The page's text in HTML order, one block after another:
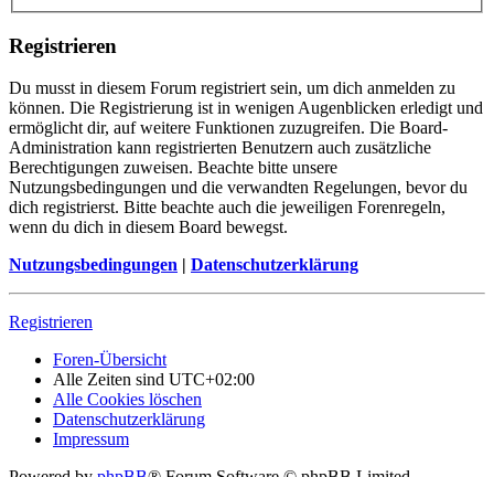
Registrieren
Du musst in diesem Forum registriert sein, um dich anmelden zu
können. Die Registrierung ist in wenigen Augenblicken erledigt und
ermöglicht dir, auf weitere Funktionen zuzugreifen. Die Board-
Administration kann registrierten Benutzern auch zusätzliche
Berechtigungen zuweisen. Beachte bitte unsere
Nutzungsbedingungen und die verwandten Regelungen, bevor du
dich registrierst. Bitte beachte auch die jeweiligen Forenregeln,
wenn du dich in diesem Board bewegst.
Nutzungsbedingungen | Datenschutzerklärung
Registrieren
Foren-Übersicht
Alle Zeiten sind UTC+02:00
Alle Cookies löschen
Datenschutzerklärung
Impressum